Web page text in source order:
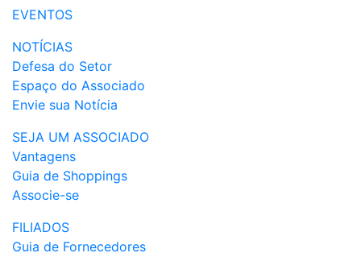
EVENTOS
NOTÍCIAS
Defesa do Setor
Espaço do Associado
Envie sua Notícia
SEJA UM ASSOCIADO
Vantagens
Guia de Shoppings
Associe-se
FILIADOS
Guia de Fornecedores